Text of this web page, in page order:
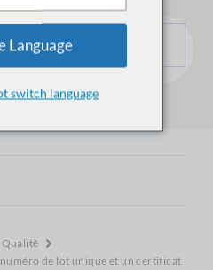
Qualité
de lot unique et un certificat
Language
switch language